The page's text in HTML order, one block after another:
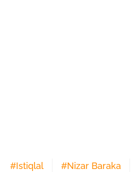
#Istiqlal #Nizar Baraka